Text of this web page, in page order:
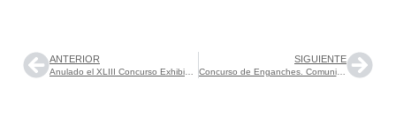
ANTERIOR SIGUIENTE
Concurso de Enganches. Comunicado de la Real Maestranza de Caballería de Ronda